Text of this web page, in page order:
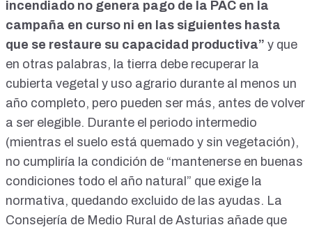
incendiado no genera pago de la PAC en la
campaña en curso ni en las siguientes hasta
que se restaure su capacidad productiva” y que
en otras palabras, la tierra debe recuperar la
cubierta vegetal y uso agrario durante al menos un
año completo, pero pueden ser más, antes de volver
a ser elegible. Durante el periodo intermedio
(mientras el suelo está quemado y sin vegetación),
no cumpliría la condición de “mantenerse en buenas
condiciones todo el año natural” que exige la
normativa, quedando excluido de las ayudas. La
Consejería de Medio Rural de Asturias añade que